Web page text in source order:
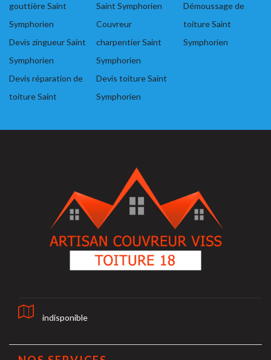
gouttière Saint
Symphorien
Devis zingueur Saint
Symphorien
Devis réparation de
toiture Saint
Saint Symphorien
Couvreur
charpentier Saint
Symphorien
Devis toiture Saint
Symphorien
Démoussage de
toiture Saint
Symphorien
indisponible